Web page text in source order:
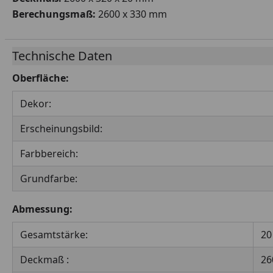
Berechungsmaß: 2600 x 330 mm
Technische Daten
Oberfläche:
Dekor:
Erscheinungsbild:
Farbbereich:
Grundfarbe:
Abmessung:
Gesamtstärke:
Deckmaß :